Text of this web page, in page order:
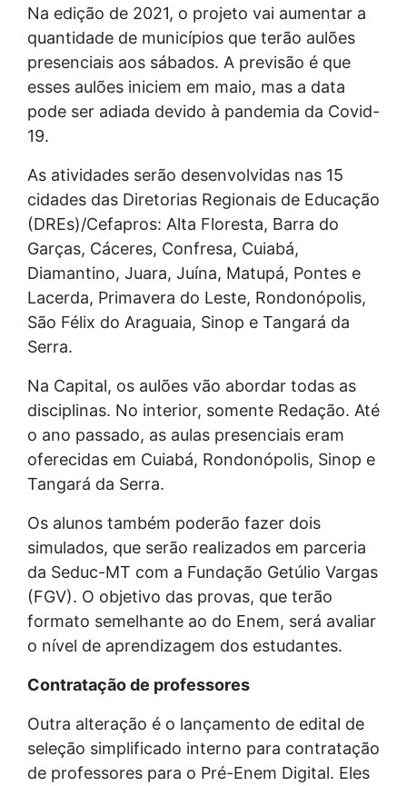
Na edição de 2021, o projeto vai aumentar a
quantidade de municípios que terão aulões
presenciais aos sábados. A previsão é que
esses aulões iniciem em maio, mas a data
pode ser adiada devido à pandemia da Covid-
19.
As atividades serão desenvolvidas nas 15
cidades das Diretorias Regionais de Educação
(DREs)/Cefapros: Alta Floresta, Barra do
Garças, Cáceres, Confresa, Cuiabá,
Diamantino, Juara, Juína, Matupá, Pontes e
Lacerda, Primavera do Leste, Rondonópolis,
São Félix do Araguaia, Sinop e Tangará da
Serra.
Na Capital, os aulões vão abordar todas as
disciplinas. No interior, somente Redação. Até
o ano passado, as aulas presenciais eram
oferecidas em Cuiabá, Rondonópolis, Sinop e
Tangará da Serra.
Os alunos também poderão fazer dois
simulados, que serão realizados em parceria
da Seduc-MT com a Fundação Getúlio Vargas
(FGV). O objetivo das provas, que terão
formato semelhante ao do Enem, será avaliar
o nível de aprendizagem dos estudantes.
Contratação de professores
Outra alteração é o lançamento de edital de
seleção simplificado interno para contratação
de professores para o Pré-Enem Digital. Eles